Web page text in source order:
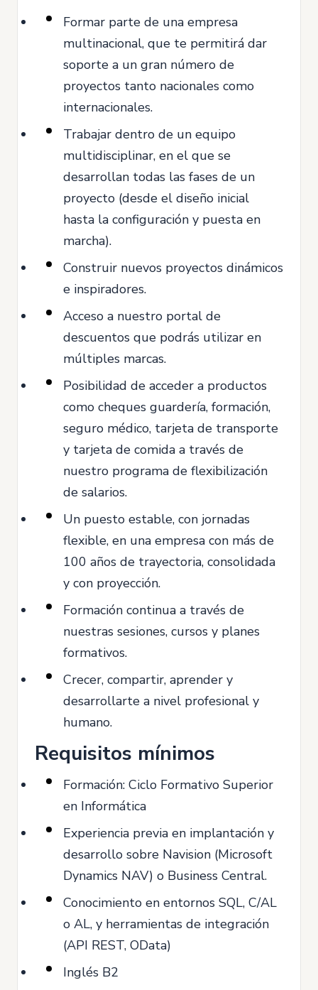
Formar parte de una empresa
multinacional, que te permitirá dar
soporte a un gran número de
proyectos tanto nacionales como
internacionales.
Trabajar dentro de un equipo
multidisciplinar, en el que se
desarrollan todas las fases de un
proyecto (desde el diseño inicial
hasta la configuración y puesta en
marcha).
Construir nuevos proyectos dinámicos
e inspiradores.
Acceso a nuestro portal de
descuentos que podrás utilizar en
múltiples marcas.
Posibilidad de acceder a productos
como cheques guardería, formación,
seguro médico, tarjeta de transporte
y tarjeta de comida a través de
nuestro programa de flexibilización
de salarios.
Un puesto estable, con jornadas
flexible, en una empresa con más de
100 años de trayectoria, consolidada
y con proyección.
Formación continua a través de
nuestras sesiones, cursos y planes
formativos.
Crecer, compartir, aprender y
desarrollarte a nivel profesional y
humano.
Requisitos mínimos
Formación: Ciclo Formativo Superior
en Informática
Experiencia previa en implantación y
desarrollo sobre Navision (Microsoft
Dynamics NAV) o Business Central.
Conocimiento en entornos SQL, C/AL
o AL, y herramientas de integración
(API REST, OData)
Inglés B2